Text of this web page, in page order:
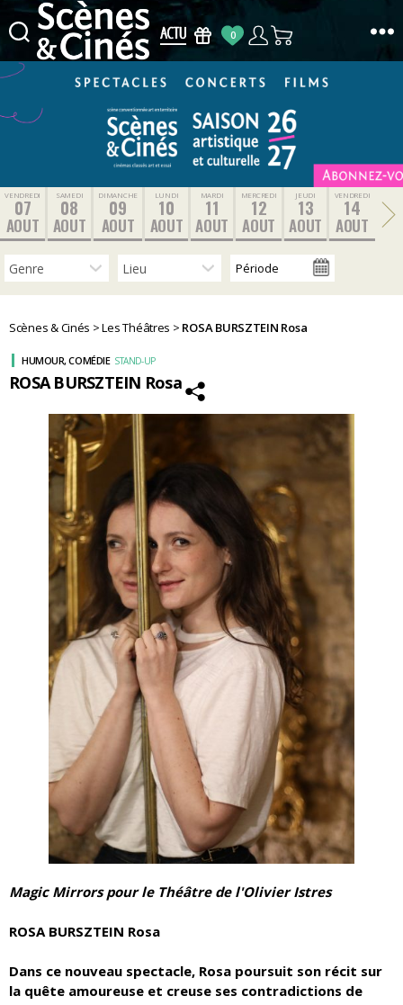
&
Cinés
0
VENDREDI
07
AOUT
SAMEDI
08
AOUT
DIMANCHE
09
AOUT
LUNDI
10
AOUT
MARDI
11
AOUT
MERCREDI
12
AOUT
JEUDI
13
AOUT
VENDREDI
14
AOUT
Scènes & Cinés >Les Théâtres > ROSA BURSZTEIN Rosa
ROSA BURSZTEIN Rosa
HUMOUR, COMÉDIE STAND-UP
Magic Mirrors pour le Théâtre de l'Olivier Istres
ROSA BURSZTEIN Rosa
Dans ce nouveau spectacle, Rosa poursuit son récit sur
la quête amoureuse et creuse ses contradictions de